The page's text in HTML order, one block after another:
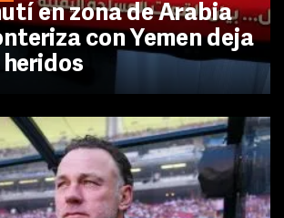
en zona de Arabia
con Yemen deja
heridos